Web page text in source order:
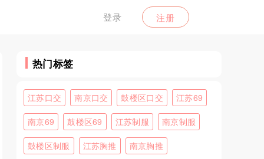
登录 注册
热门标签
江苏口交 南京口交 鼓楼区口交 江苏69
南京69 鼓楼区69 江苏制服 南京制服
鼓楼区制服 江苏胸推 南京胸推